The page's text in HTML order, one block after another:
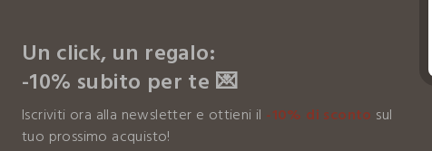
Un click, un regalo:
-10% subito per te 💌
Iscriviti ora alla newsletter e ottieni il -10% di sconto sul
tuo prossimo acquisto!